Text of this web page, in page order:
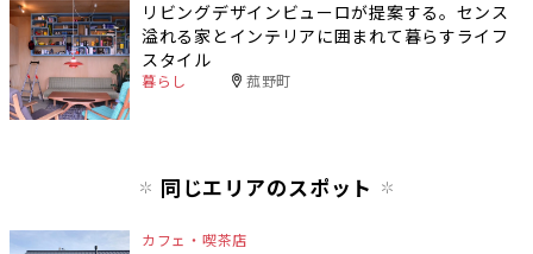
リビングデザインビューロが提案する。センス
溢れる家とインテリアに囲まれて暮らすライフ
スタイル
暮らし 菰野町
同じエリアのスポット
カフェ・喫茶店